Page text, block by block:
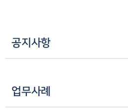
공지사항
업무사례